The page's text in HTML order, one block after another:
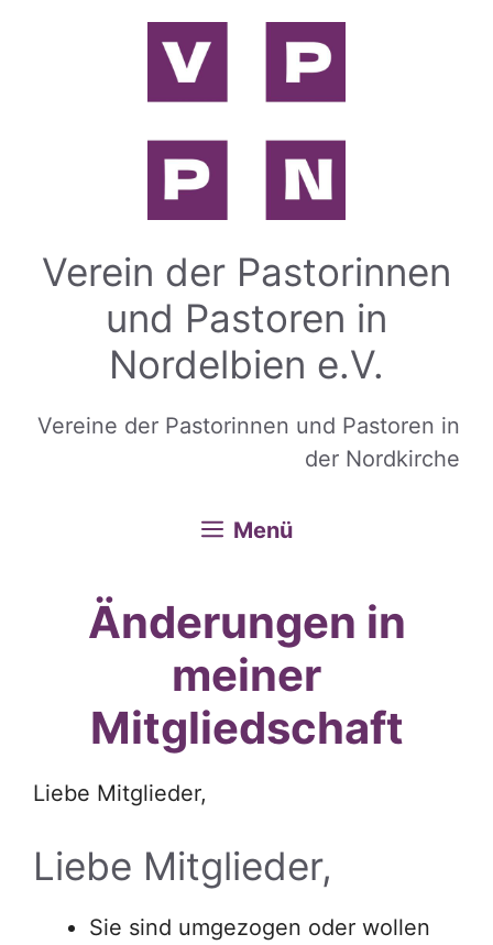
Verein der Pastorinnen
und Pastoren in
Nordelbien e.V.
Vereine der Pastorinnen und Pastoren in
der Nordkirche
Menü
Änderungen in
meiner
Mitgliedschaft
Liebe Mitglieder,
Liebe Mitglieder,
Sie sind umgezogen oder wollen